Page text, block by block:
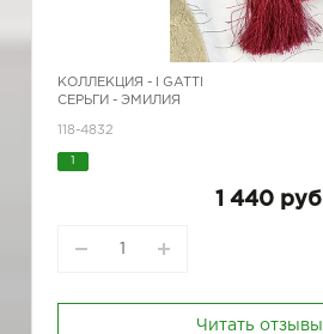
КОЛЛЕКЦИЯ -
I GATTI
СЕРЬГИ - ЭМИЛИЯ
118-4832
1 440 руб
Читать отзывы